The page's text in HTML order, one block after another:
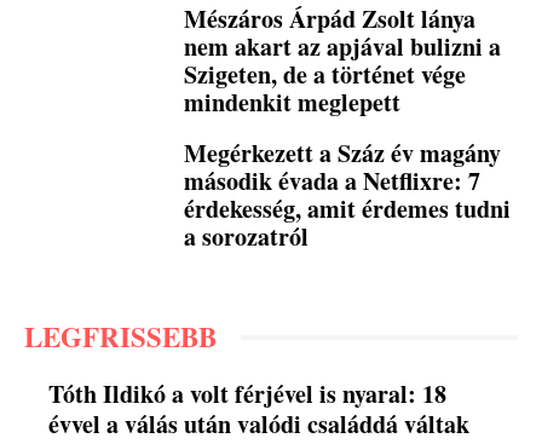
Mészáros Árpád Zsolt lánya
nem akart az apjával bulizni a
Szigeten, de a történet vége
mindenkit meglepett
Megérkezett a Száz év magány
második évada a Netflixre: 7
érdekesség, amit érdemes tudni
a sorozatról
LEGFRISSEBB
Tóth Ildikó a volt férjével is nyaral: 18
évvel a válás után valódi családdá váltak